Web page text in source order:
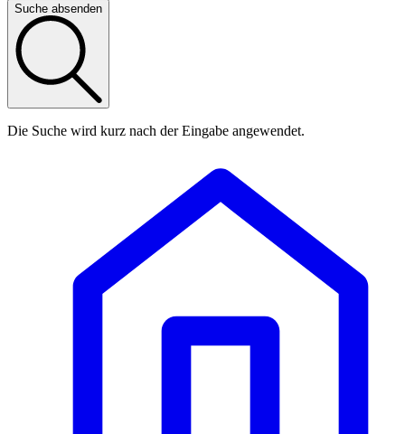
Suche absenden
Die Suche wird kurz nach der Eingabe angewendet.